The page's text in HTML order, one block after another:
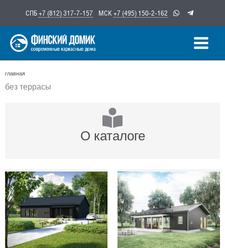
содержимому
СПБ+7 (812) 317-7-157 МСК +7 (495) 150-2-162
главная
без террасы
О каталоге